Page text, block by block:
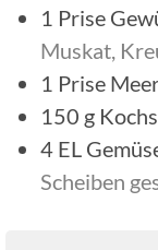
1 Prise
Muskat,
1 Prise
150 g
4 EL
Scheiben